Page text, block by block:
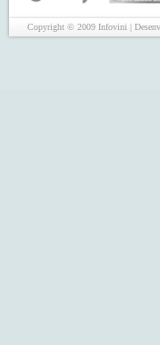
Copyright © 2009 Infovini |